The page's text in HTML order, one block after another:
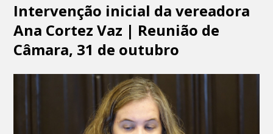
Intervenção inicial da vereadora
Ana Cortez Vaz | Reunião de
Câmara, 31 de outubro